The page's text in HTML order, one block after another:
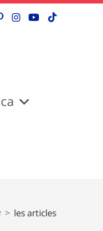
> les articles